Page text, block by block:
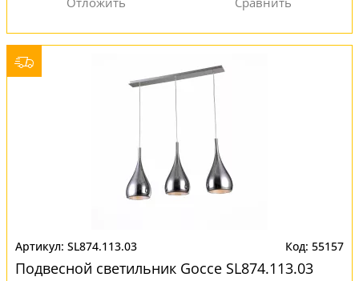
SL874.113.03 55157
Подвесной светильник Gocce SL874.113.03